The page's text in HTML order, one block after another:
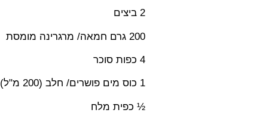
2ביצים
200 גרם חמאה/ מרגרינה מומסת
4כפות סוכר
1 כוס מים פושרים/ חלב (200מ"ל)
½ כפית מלח